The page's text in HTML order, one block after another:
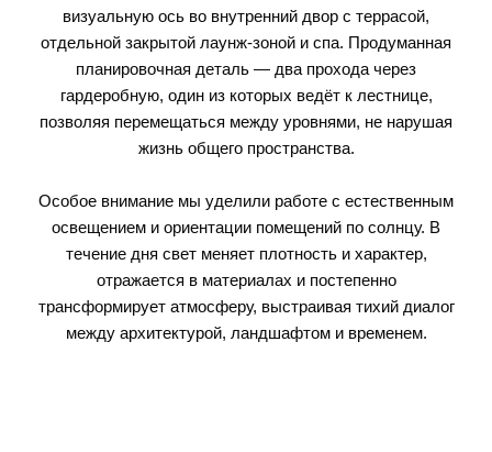
визуальную ось во внутренний двор с террасой,
отдельной закрытой лаунж-зоной и спа. Продуманная
планировочная деталь — два прохода через
гардеробную, один из которых ведёт к лестнице,
позволяя перемещаться между уровнями, не нарушая
жизнь общего пространства.
Особое внимание мы уделили работе с естественным
освещением и ориентации помещений по солнцу. В
течение дня свет меняет плотность и характер,
отражается в материалах и постепенно
трансформирует атмосферу, выстраивая тихий диалог
между архитектурой, ландшафтом и временем.